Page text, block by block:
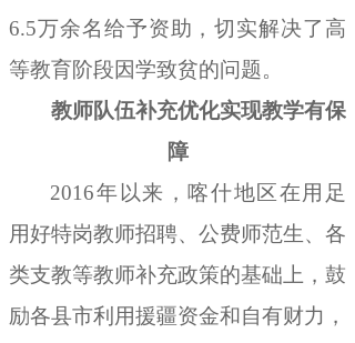
6.5万余名给予资助 ，切实解决了 高
等教育阶段因学致贫的问题。
教师队伍补充优化实现教学有保
障
2016年以来 ，喀什地区在用足
用好特岗教师招聘、公费师范生、各
类支教等教师补充政策的基础上 ， 鼓
励各县市利用援疆资金和自有财力 ，